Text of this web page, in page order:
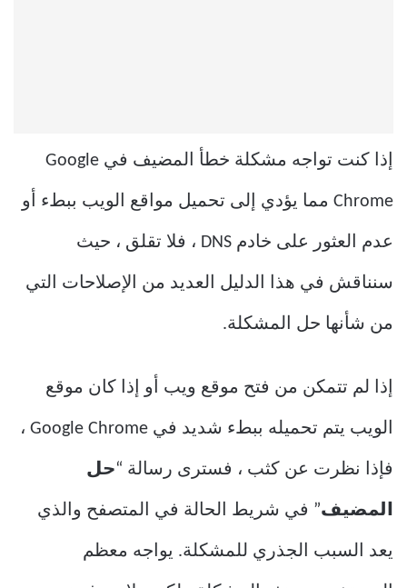
إذا كنت تواجه مشكلة خطأ المضيف في Google
Chrome مما يؤدي إلى تحميل مواقع الويب ببطء أو
عدم العثور على خادم DNS ، فلا تقلق ، حيث
سنناقش في هذا الدليل العديد من الإصلاحات التي
من شأنها حل المشكلة.
إذا لم تتمكن من فتح موقع ويب أو إذا كان موقع
الويب يتم تحميله ببطء شديد في Google Chrome ،
فإذا نظرت عن كثب ، فسترى رسالة “حل
المضيف” في شريط الحالة في المتصفح والذي
يعد السبب الجذري للمشكلة. يواجه معظم